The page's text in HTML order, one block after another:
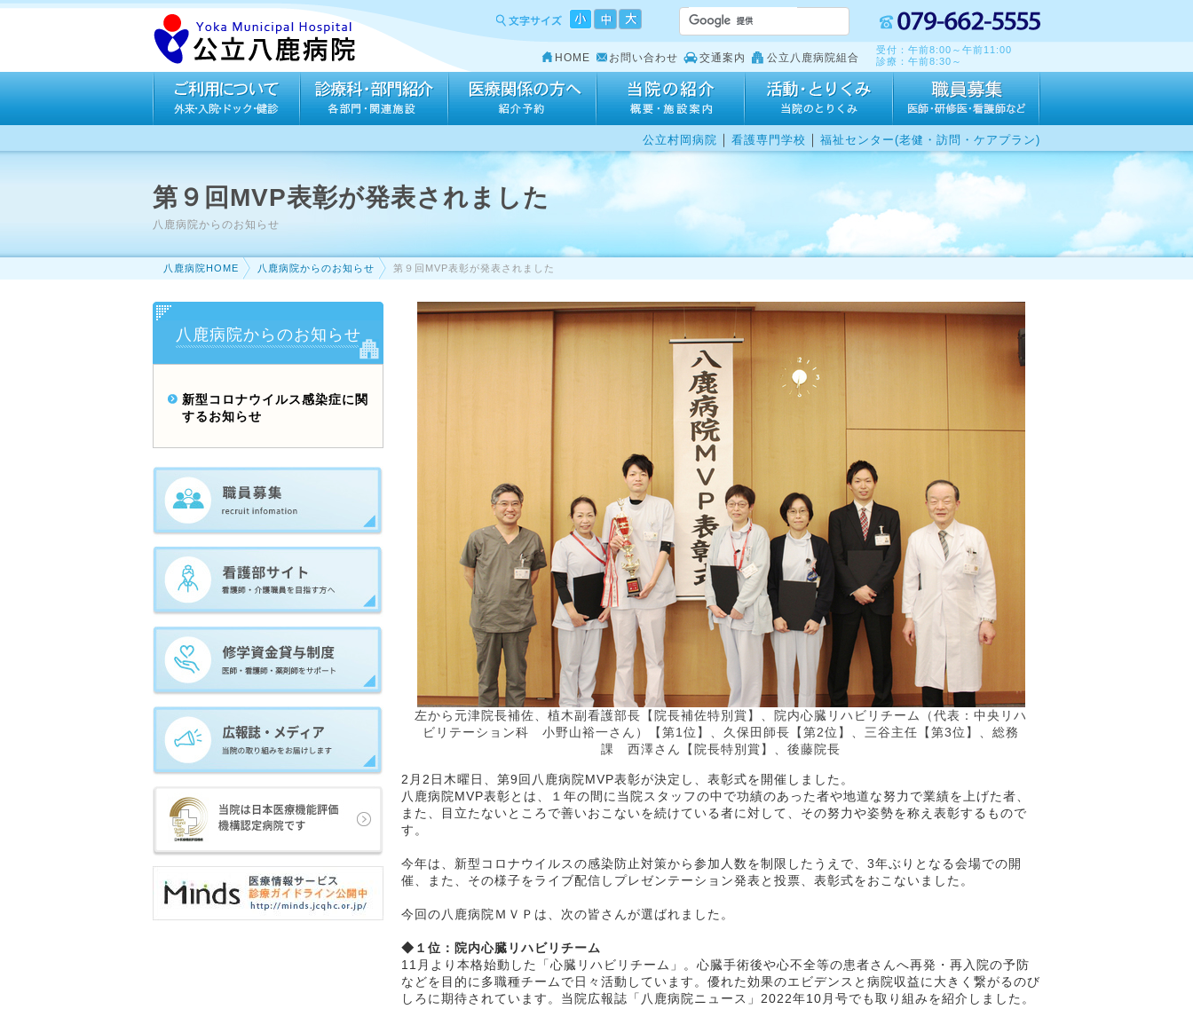
HOME お問い合わせ 交通案内 公立八鹿病院組合
受付：午前8:00～午前11:00
診療：午前8:30～
公立村岡病院 ｜ 看護専門学校 ｜ 福祉センター(老健・訪問・ケアプラン)
第９回MVP表彰が発表されました
八鹿病院からのお知らせ
八鹿病院HOME 八鹿病院からのお知らせ 第９回MVP表彰が発表されました
左から元津院長補佐、植木副看護部長【院長補佐特別賞】、院内心臓リハビリチーム（代表：中央リハ
ビリテーション科 小野山裕一さん）【第1位】、久保田師長【第2位】、三谷主任【第3位】、総務
課 西澤さん【院長特別賞】、後藤院長
2月2日木曜日、第9回八鹿病院MVP表彰が決定し、表彰式を開催しました。
八鹿病院MVP表彰とは、１年の間に当院スタッフの中で功績のあった者や地道な努力で業績を上げた者、
また、目立たないところで善いおこないを続けている者に対して、その努力や姿勢を称え表彰するもので
す。
今年は、新型コロナウイルスの感染防止対策から参加人数を制限したうえで、3年ぶりとなる会場での開
催、また、その様子をライブ配信しプレゼンテーション発表と投票、表彰式をおこないました。
今回の八鹿病院ＭＶＰは、次の皆さんが選ばれました。
◆１位：院内心臓リハビリチーム
11月より本格始動した「心臓リハビリチーム」。心臓手術後や心不全等の患者さんへ再発・再入院の予防
などを目的に多職種チームで日々活動しています。優れた効果のエビデンスと病院収益に大きく繋がるのび
しろに期待されています。当院広報誌「八鹿病院ニュース」2022年10月号でも取り組みを紹介しました。
八鹿病院からのお知らせ
新型コロナウイルス感染症に関
するお知らせ